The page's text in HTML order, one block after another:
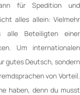
für Spedition und
alles allein: Vielmehr
alle Betei­ligten einer
Um inter­nationalen
gutes Deutsch, son­dern
von Vor­teil.
haben, denn du musst